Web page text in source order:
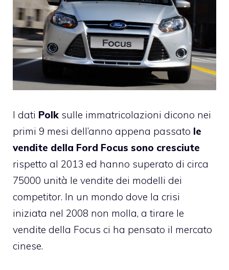
I dati Polk sulle immatricolazioni dicono nei
primi 9 mesi dell’anno appena passato le
vendite della Ford Focus sono cresciute
rispetto al 2013 ed hanno superato di circa
75000 unità le vendite dei modelli dei
competitor. In un mondo dove la crisi
iniziata nel 2008 non molla, a tirare le
vendite della Focus ci ha pensato il mercato
cinese.